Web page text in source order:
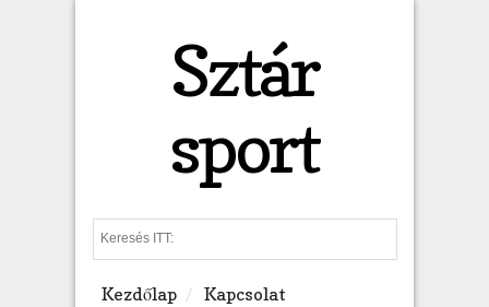
Sztár
sport
e
Kezdőlap Kapcsolat